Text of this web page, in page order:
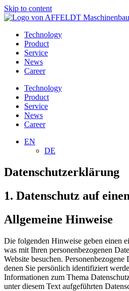
Skip to content
Technology
Product
Service
News
Career
Technology
Product
Service
News
Career
EN
DE
Datenschutzerklärung
1. Datenschutz auf
Allgemeine Hinweise
Die folgenden Hinweise geben einen
was mit Ihren personenbezogenen
Website besuchen.
denen Sie persönlich identifiziert
Informationen zum Thema
unter diesem Text aufgeführten